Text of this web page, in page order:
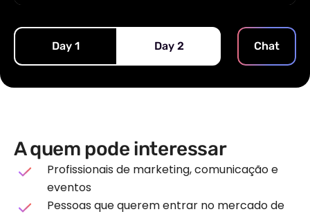
Day 1 Day 2 Chat
A quem pode interessar
Profissionais de marketing, comunicação e
eventos
Pessoas que querem entrar no mercado de